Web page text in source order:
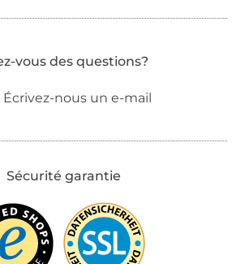
vous des questions?
Écrivez-nous un e-mail
Sécurité garantie